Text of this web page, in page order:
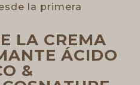
la primera
LA CREMA
ÁCIDO
&